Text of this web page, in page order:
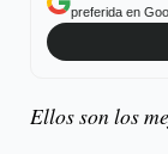
preferida en
Ellos son los